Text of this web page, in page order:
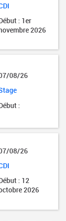
: 1er
2026
08/26
:
08/26
: 12
2026